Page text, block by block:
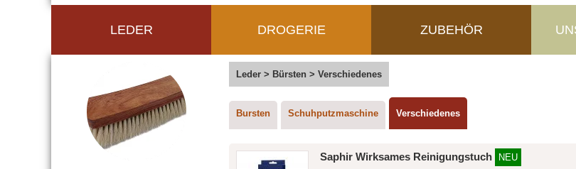
LEDER DROGERIE ZUBEHÖR
Leder > Bürsten > Verschiedenes
Bursten Schuhputzmaschine Verschiedenes
Saphir Wirksames Reinigungstuch
NEU